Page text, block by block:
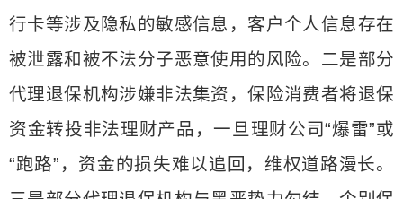
行卡等涉及隐私的敏感信息，客户个人信息存在
被泄露和被不法分子恶意使用的风险。二是部分
代理退保机构涉嫌非法集资，保险消费者将退保
资金转投非法理财产品，一旦理财公司“爆雷”或
“跑路”，资金的损失难以追回，维权道路漫长。